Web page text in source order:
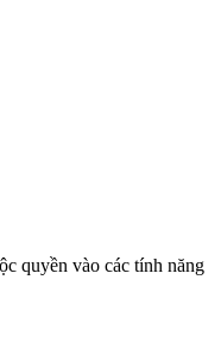
quyền vào các tính năng